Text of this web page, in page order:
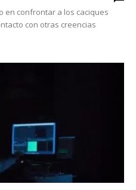
en confrontar a los caciques
con otras creencias